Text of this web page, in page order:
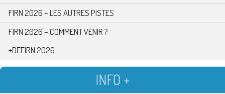
FIRN 2026 – LES AUTRES PISTES
FIRN 2026 – COMMENT VENIR ?
+DEFIRN 2026
INFO +